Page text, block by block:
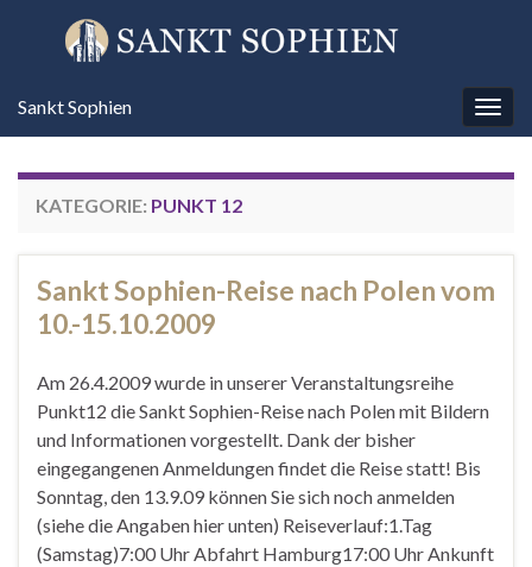
Sankt Sophien
KATEGORIE: PUNKT 12
Sankt Sophien-Reise nach Polen vom
10.-15.10.2009
Am 26.4.2009 wurde in unserer Veranstaltungsreihe
Punkt12 die Sankt Sophien-Reise nach Polen mit Bildern
und Informationen vorgestellt. Dank der bisher
eingegangenen Anmeldungen findet die Reise statt! Bis
Sonntag, den 13.9.09 können Sie sich noch anmelden
(siehe die Angaben hier unten) Reiseverlauf:1.Tag
(Samstag)7:00 Uhr Abfahrt Hamburg17:00 Uhr Ankunft